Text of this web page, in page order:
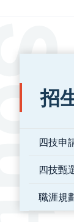
:::
招
四技申
四技甄
職涯規